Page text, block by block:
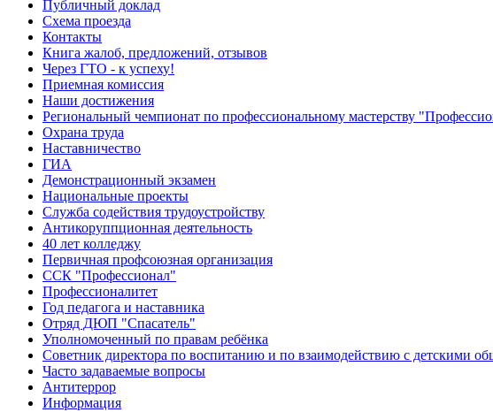
Публичный доклад
Схема проезда
Контакты
Книга жалоб, предложений, отзывов
Через ГТО - к успеху!
Приемная комиссия
Наши достижения
Региональный чемпионат по профессиональному мастерству
Охрана труда
Наставничество
ГИА
Демонстрационный экзамен
Национальные проекты
Служба содействия трудоустройству
Антикоруппционная деятельность
40 лет колледжу
Первичная профсоюзная организация
ССК "Профессионал"
Профессионалитет
Год педагога и наставника
Отряд ДЮП "Спасатель"
Уполномоченный по правам ребёнка
Советник директора по воспитанию и по взаимодействию с детскими
Часто задаваемые вопросы
Антитеррор
Информация